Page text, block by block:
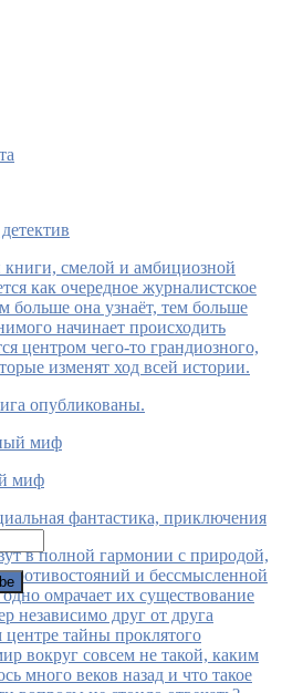
книги, смелой и амбициозной
как очередное журналистское
больше она узнаёт, тем больше
начинает происходить
центром чего-то грандиозного,
изменят ход всей истории.
опубликованы.
миф
фантастика, приключения
в полной гармонии с природой,
и бессмысленной
омрачает их существование
друг от друга
тайны проклятого
вокруг совсем не такой, каким
много веков назад и что такое